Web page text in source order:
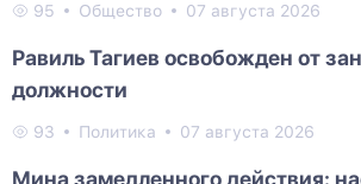
95 Общество 07 августа 2026
Равиль Тагиев освобожден от
должности
93 Политика 07 августа 2026